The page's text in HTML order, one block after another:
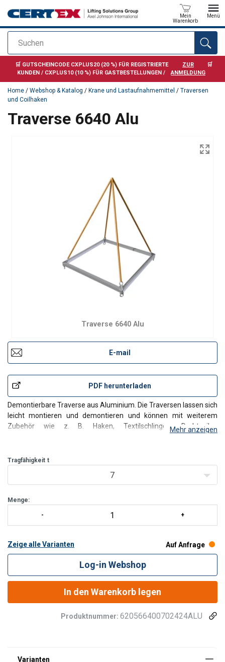
Suchen
Mein
Warenkorb
Menü
Anfragen
🛒 GUTSCHEINCODE CXPLUS20 (20 %) FÜR REGISTRIERTE
KUNDEN / CXPLUS10 (10 %) FÜR GASTBESTELLUNGEN /
ZUR
ANMELDUNG
🛒
Home / Webshop & Katalog / Krane und Lastaufnahmemittel / Traversen
und Coilhaken
Traverse 6640 Alu
Traverse 6640 Alu
E-mail
PDF herunterladen
Demontierbare Traverse aus Aluminium. Die Traversen lassen sich
leicht montieren und demontieren und können mit weiterem
Zubehör wie z. B. Haken, Textilschlingen, Drahtseilen
Mehr anzeigen
Tragfähigkeit t
7
Menge:
Zeige alle Varianten Auf Anfrage
Log-in Webshop
In den Warenkorb legen
Produktnummer: 620566400702424ALU